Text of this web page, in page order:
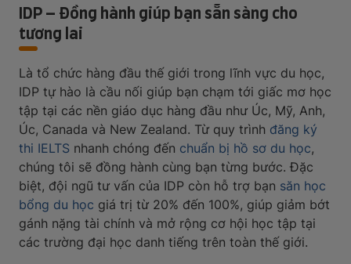
IDP – Đồng hành giúp bạn sẵn sàng cho
tương lai
Là tổ chức hàng đầu thế giới trong lĩnh vực du học,
IDP tự hào là cầu nối giúp bạn chạm tới giấc mơ học
tập tại các nền giáo dục hàng đầu như Úc, Mỹ, Anh,
Úc, Canada và New Zealand. Từ quy trình đăng ký
thi IELTS nhanh chóng đến chuẩn bị hồ sơ du học,
chúng tôi sẽ đồng hành cùng bạn từng bước. Đặc
biệt, đội ngũ tư vấn của IDP còn hỗ trợ bạn săn học
bổng du học giá trị từ 20% đến 100%, giúp giảm bớt
gánh nặng tài chính và mở rộng cơ hội học tập tại
các trường đại học danh tiếng trên toàn thế giới.